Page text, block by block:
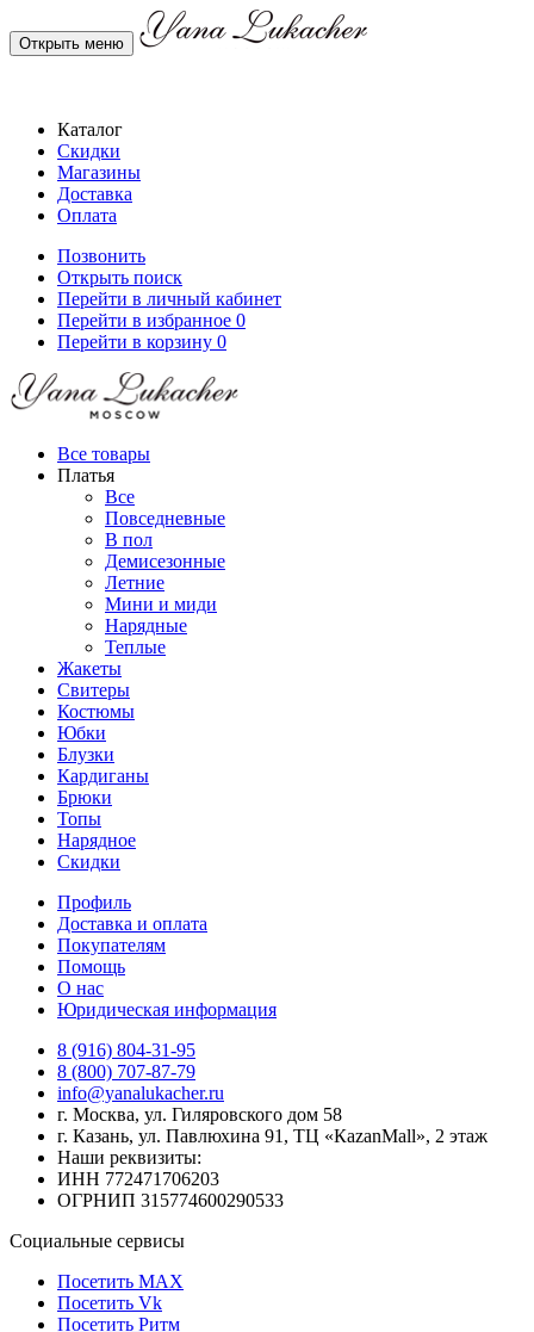
Открыть меню
Каталог
Скидки
Магазины
Доставка
Оплата
Позвонить
Открыть поиск
Перейти в личный кабинет
Перейти в избранное 0
Перейти в корзину 0
Все товары
Платья
Все
Повседневные
В пол
Демисезонные
Летние
Мини и миди
Нарядные
Теплые
Жакеты
Свитеры
Костюмы
Юбки
Блузки
Кардиганы
Брюки
Топы
Нарядное
Скидки
Профиль
Доставка и оплата
Покупателям
Помощь
О нас
Юридическая информация
8 (916) 804-31-95
8 (800) 707-87-79
info@yanalukacher.ru
г. Москва, ул. Гиляровского дом 58
г. Казань, ул. Павлюхина 91, ТЦ «КazanMall», 2 этаж
Наши реквизиты:
ИНН 772471706203
ОГРНИП 315774600290533
Социальные сервисы
Посетить MAX
Посетить Vk
Посетить Ритм